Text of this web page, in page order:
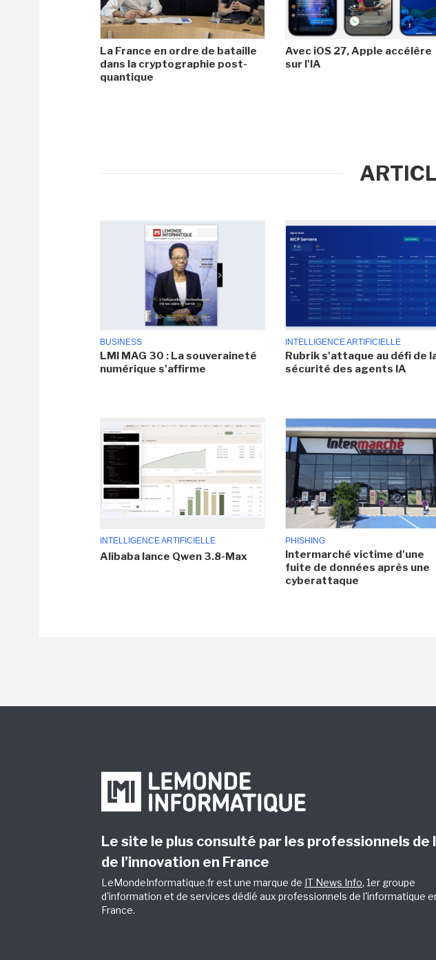
La France en ordre de bataille
dans la cryptographie post-
quantique
Avec iOS 27, Apple accélère
sur l'IA
BUSINESS
LMI MAG 30 : La souveraineté
numérique s'affirme
INTELLIGENCE ARTIFICIELLE
Rubrik s'attaque au défi de
sécurité des agents IA
INTELLIGENCE ARTIFICIELLE
Alibaba lance Qwen 3.8-Max
PHISHING
Intermarché victime d'une
fuite de données après une
cyberattaque
Le site le plus consulté par les professionnels de
de l’innovation en France
LeMondeInformatique.fr est une marque de IT News Info, 1er groupe
d'information et de services dédié aux professionnels de l'informatique
France.